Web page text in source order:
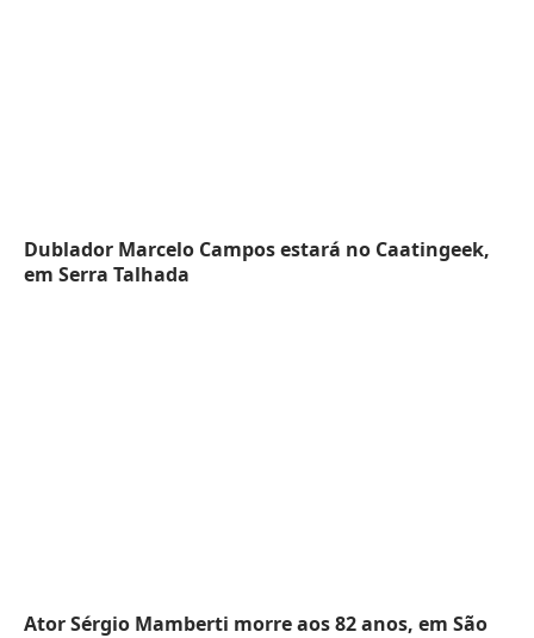
Dublador Marcelo Campos estará no Caatingeek,
em Serra Talhada
Ator Sérgio Mamberti morre aos 82 anos, em São